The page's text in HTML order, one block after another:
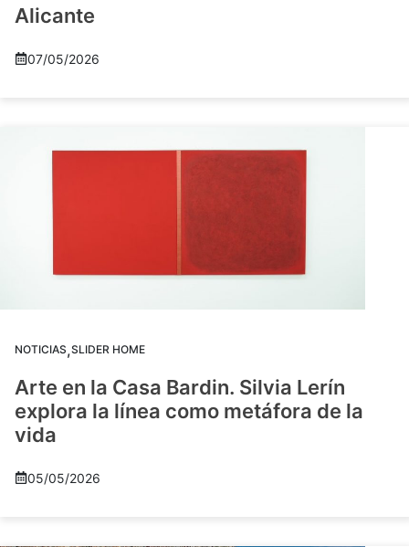
Alicante
07/05/2026
NOTICIAS,SLIDER HOME
Arte en la Casa Bardin. Silvia Lerín
explora la línea como metáfora de la
vida
05/05/2026